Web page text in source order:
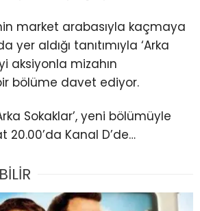
market arabasıyla kaçmaya
yer aldığı tanıtımıyla ‘Arka
aksiyonla mizahın
bölüme davet ediyor.
Sokaklar’, yeni bölümüyle
20.00’da Kanal D’de…